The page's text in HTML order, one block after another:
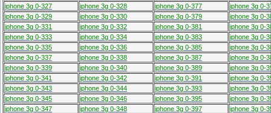
iphone 3g 0-327
iphone 3g 0-328 iphone 3g 0-377
iphone 3g 0-
iphone 3g 0-329
iphone 3g 0-330 iphone 3g 0-379
iphone 3g 0-
iphone 3g 0-331
iphone 3g 0-332 iphone 3g 0-381
iphone 3g 0-
iphone 3g 0-333
iphone 3g 0-334 iphone 3g 0-383
iphone 3g 0-
iphone 3g 0-335
iphone 3g 0-336 iphone 3g 0-385
iphone 3g 0-
iphone 3g 0-337
iphone 3g 0-338 iphone 3g 0-387
iphone 3g 0-
iphone 3g 0-339
iphone 3g 0-340 iphone 3g 0-389
iphone 3g 0-
iphone 3g 0-341
iphone 3g 0-342 iphone 3g 0-391
iphone 3g 0-
iphone 3g 0-343
iphone 3g 0-344 iphone 3g 0-393
iphone 3g 0-
iphone 3g 0-345
iphone 3g 0-346 iphone 3g 0-395
iphone 3g 0-
iphone 3g 0-347
iphone 3g 0-348 iphone 3g 0-397
iphone 3g 0-